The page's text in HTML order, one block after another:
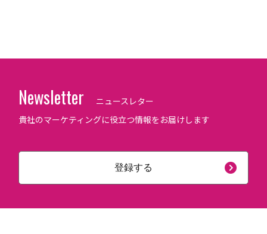
Newsletter
ニュースレター
貴社のマーケティングに役立つ情報をお届けします
登録する